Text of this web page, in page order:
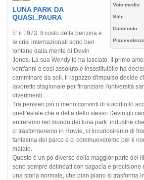
Voto medio
Stile
Contenuto
Piacevolezza
LUNA PARK DA
QUASI..PAURA
E' il 1973. Il costo della benzina e
le crisi internazionali sono ben
lontane dalla mente di Devin
Jones. La sua Wendy lo ha lasciato. Il primo
vent'anni è così assoluto e insostituibile ha
camminare da soli. Il ragazzo d'impulso decide
lavoretto stagionale per finanziare l'università
diverimenti.
Tra pensieri più o meno convinti di suicidio lo
quell'estate che a detta dello stesso Devin gli
entreremo nel mondo dei luna park: industrie
ci trasformeremo in Howie, ci incuriosiremo di
fantasma del parco e ci commuoveremo per il
malato.
Questo è un pò diverso della maggior parte dei
sono sempre delineati con sagacia e precisione
una storia normale, che pian piano si trasforma